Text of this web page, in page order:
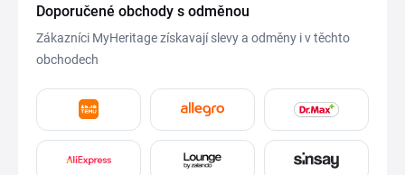
Doporučené obchody s odměnou
Zákazníci MyHeritage získavají slevy a odměny i v těchto
obchodech